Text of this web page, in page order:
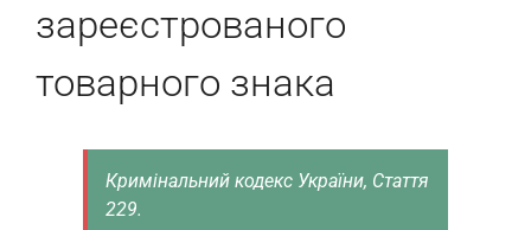
зареєстрованого
товарного знака
Кримінальний кодекс України, Стаття
229.